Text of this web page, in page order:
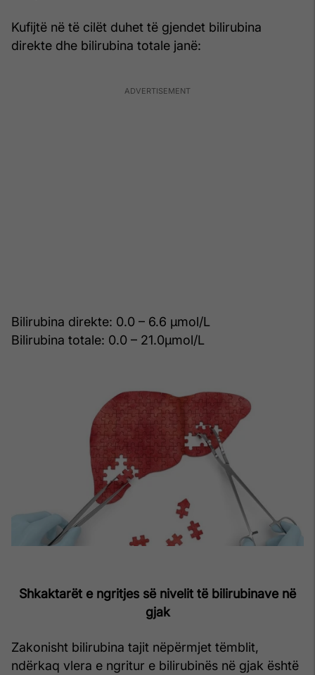
Kufijtë në të cilët duhet të gjendet bilirubina
direkte dhe bilirubina totale janë:
Bilirubina direkte: 0.0 – 6.6 µmol/L
Bilirubina totale: 0.0 – 21.0µmol/L
Shkaktarët e ngritjes së nivelit të bilirubinave në
gjak
Zakonisht bilirubina tajit nëpërmjet tëmblit,
ndërkaq vlera e ngritur e bilirubinës në gjak është